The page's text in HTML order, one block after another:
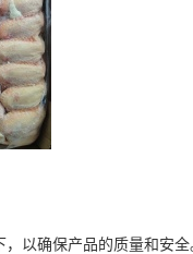
以确保产品的质量和安全